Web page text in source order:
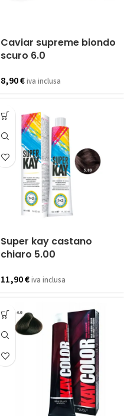
Caviar supreme biondo
scuro 6.0
8,90€iva inclusa
Super kay castano
chiaro 5.00
11,90€iva inclusa